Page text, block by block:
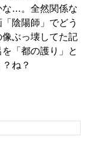
な…。全然関係な
陰陽師」でどう
ぶっ壊してた記
「都の護り」と
ね？